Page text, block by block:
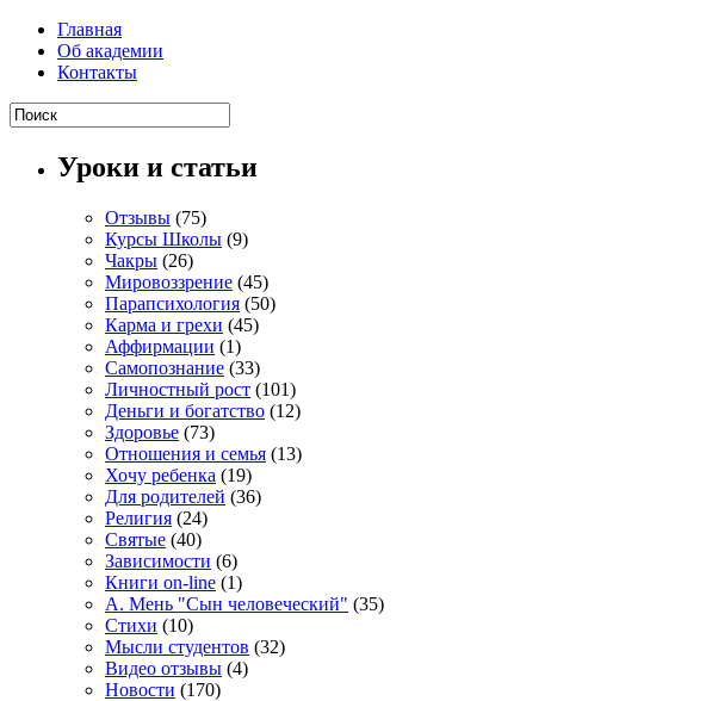
Главная
Об академии
Контакты
Уроки и статьи
Отзывы (75)
Курсы Школы (9)
Чакры (26)
Мировоззрение (45)
Парапсихология (50)
Карма и грехи (45)
Аффирмации (1)
Самопознание (33)
Личностный рост (101)
Деньги и богатство (12)
Здоровье (73)
Отношения и семья (13)
Хочу ребенка (19)
Для родителей (36)
Религия (24)
Святые (40)
Зависимости (6)
Книги on-line (1)
А. Мень "Сын человеческий" (35)
Стихи (10)
Мысли студентов (32)
Видео отзывы (4)
Новости (170)